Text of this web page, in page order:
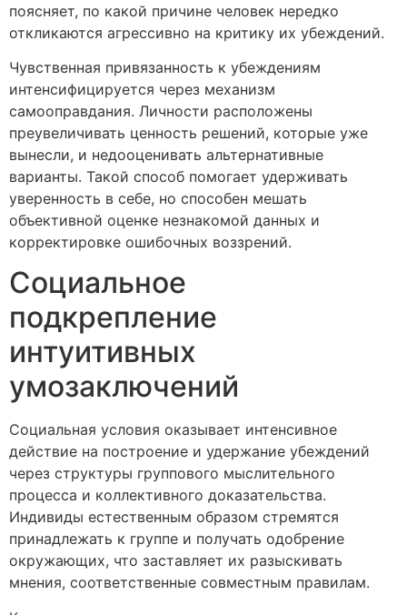
поясняет, по какой причине человек нередко
откликаются агрессивно на критику их убеждений.
Чувственная привязанность к убеждениям
интенсифицируется через механизм
самооправдания. Личности расположены
преувеличивать ценность решений, которые уже
вынесли, и недооценивать альтернативные
варианты. Такой способ помогает удерживать
уверенность в себе, но способен мешать
объективной оценке незнакомой данных и
корректировке ошибочных воззрений.
Социальное
подкрепление
интуитивных
умозаключений
Социальная условия оказывает интенсивное
действие на построение и удержание убеждений
через структуры группового мыслительного
процесса и коллективного доказательства.
Индивиды естественным образом стремятся
принадлежать к группе и получать одобрение
окружающих, что заставляет их разыскивать
мнения, соответственные совместным правилам.